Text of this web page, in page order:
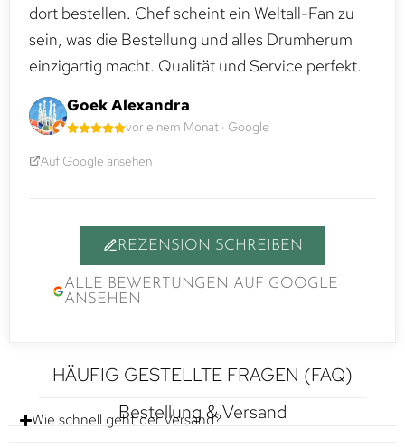
dort bestellen. Chef scheint ein Weltall-Fan zu
sein, was die Bestellung und alles Drumherum
einzigartig macht. Qualität und Service perfekt.
Goek Alexandra
vor einem Monat · Google
Auf Google ansehen
REZENSION SCHREIBEN
ALLE BEWERTUNGEN AUF GOOGLE
ANSEHEN
HÄUFIG GESTELLTE FRAGEN (FAQ)
Bestellung & Versand
Wie schnell geht der Versand?